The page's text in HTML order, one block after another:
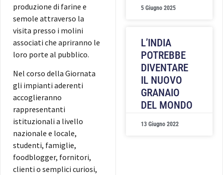
produzione di farine e
semole attraverso la
visita presso i molini
associati che apriranno le
loro porte al pubblico.
Nel corso della Giornata
gli impianti aderenti
accoglieranno
rappresentanti
istituzionali a livello
nazionale e locale,
studenti, famiglie,
foodblogger, fornitori,
clienti o semplici curiosi,
5 Giugno 2025
L’INDIA
POTREBBE
DIVENTARE
IL NUOVO
GRANAIO
DEL MONDO
13 Giugno 2022